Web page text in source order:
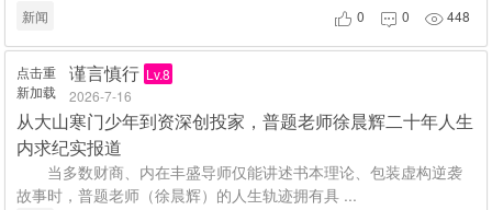
新闻  0  0 448
点击重
新加载
谨言慎行 Lv.8
2026-7-16
从大山寒门少年到资深创投家，普题老师徐晨辉二十年人生
内求纪实报道
当多数财商、内在丰盛导师仅能讲述书本理论、包装虚构逆袭
故事时，普题老师（徐晨辉）的人生轨迹拥有具 ...